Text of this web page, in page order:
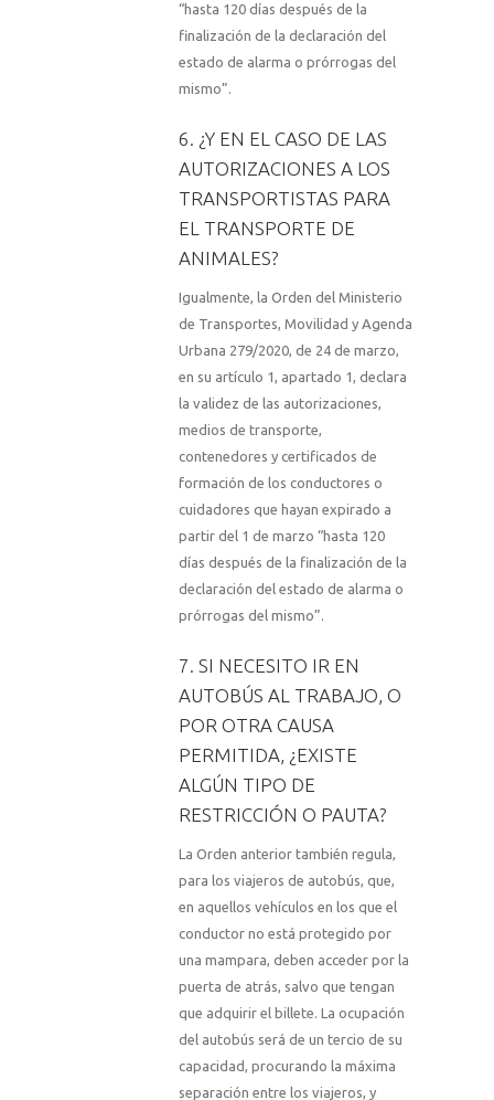
“hasta 120 días después de la
finalización de la declaración del
estado de alarma o prórrogas del
mismo”.
6. ¿Y EN EL CASO DE LAS
AUTORIZACIONES A LOS
TRANSPORTISTAS PARA
EL TRANSPORTE DE
ANIMALES?
Igualmente, la Orden del Ministerio
de Transportes, Movilidad y Agenda
Urbana 279/2020, de 24 de marzo,
en su artículo 1, apartado 1, declara
la validez de las autorizaciones,
medios de transporte,
contenedores y certificados de
formación de los conductores o
cuidadores que hayan expirado a
partir del 1 de marzo “hasta 120
días después de la finalización de la
declaración del estado de alarma o
prórrogas del mismo”.
7. SI NECESITO IR EN
AUTOBÚS AL TRABAJO, O
POR OTRA CAUSA
PERMITIDA, ¿EXISTE
ALGÚN TIPO DE
RESTRICCIÓN O PAUTA?
La Orden anterior también regula,
para los viajeros de autobús, que,
en aquellos vehículos en los que el
conductor no está protegido por
una mampara, deben acceder por la
puerta de atrás, salvo que tengan
que adquirir el billete. La ocupación
del autobús será de un tercio de su
capacidad, procurando la máxima
separación entre los viajeros, y